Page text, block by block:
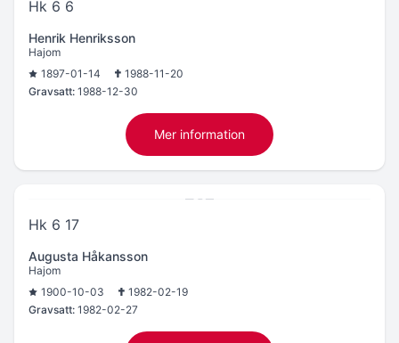
Hk 6 6
Henrik Henriksson
Hajom
1897-01-14
1988-11-20
Gravsatt: 1988-12-30
Mer information
Hk 6 17
Augusta Håkansson
Hajom
1900-10-03
1982-02-19
Gravsatt: 1982-02-27